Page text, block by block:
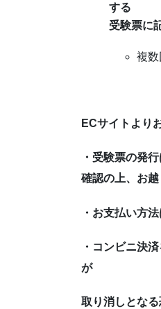
する
受験票に
複数
ECサイトより
・受験票の発
確認の上、お越
・お支払い方
・コンビニ決
が
取り消しとなる